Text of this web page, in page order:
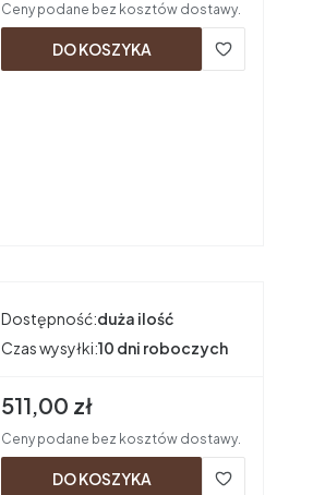
Ceny podane bez kosztów dostawy.
DO KOSZYKA
Dostępność:duża ilość
Czas wysyłki:10 dni roboczych
Cena brutto
511,00 zł
Ceny podane bez kosztów dostawy.
DO KOSZYKA